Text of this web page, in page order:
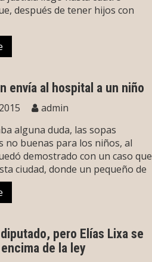
después de tener hijos con
envía al hospital a un niño
admin
alguna duda, las sopas
no buenas para los niños, al
demostrado con un caso que
ciudad, donde un pequeño de
pero Elías Lixa se
de la ley